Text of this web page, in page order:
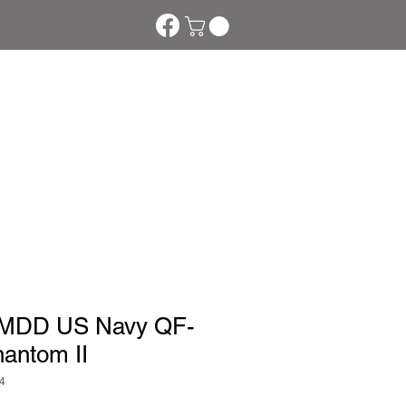
US Navy QF-
II